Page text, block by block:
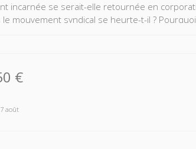
incarnée se serait-elle retournée en
mouvement syndical se heurte-t-il ?
€
août